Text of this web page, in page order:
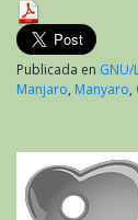
Publicada en GNU/
Manjaro, Manyaro,